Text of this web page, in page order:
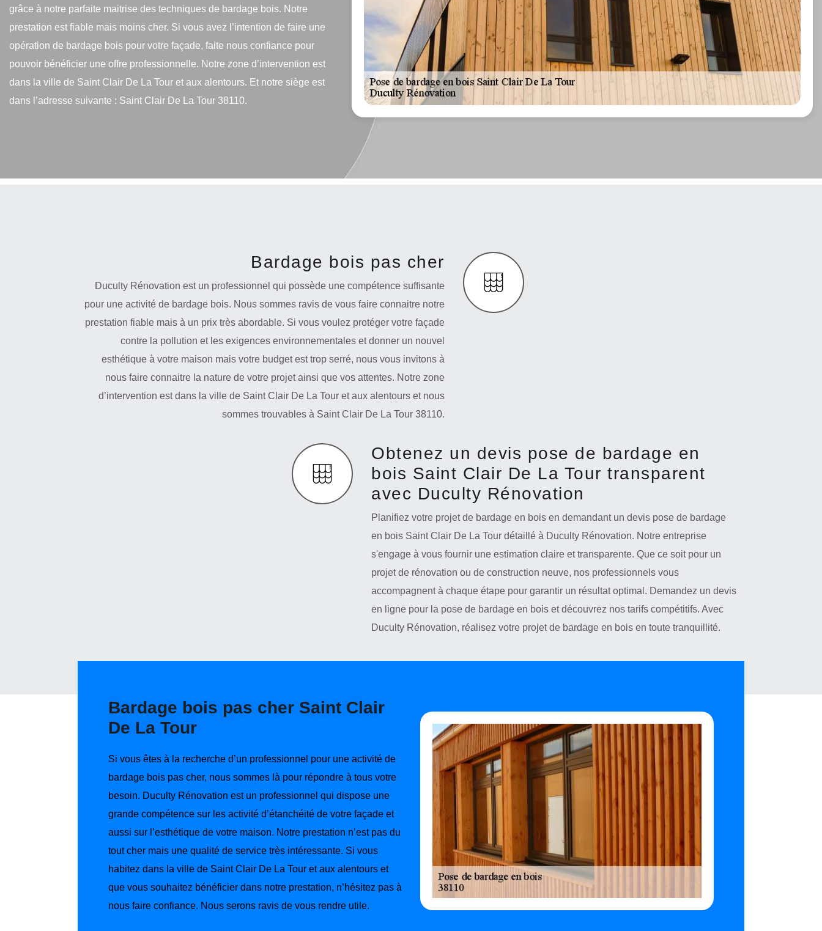
grâce à notre parfaite maitrise des techniques de bardage bois. Notre
prestation est fiable mais moins cher. Si vous avez l’intention de faire une
opération de bardage bois pour votre façade, faite nous confiance pour
pouvoir bénéficier une offre professionnelle. Notre zone d’intervention est
dans la ville de Saint Clair De La Tour et aux alentours. Et notre siège est
dans l’adresse suivante : Saint Clair De La Tour 38110.
Bardage bois pas cher
Duculty Rénovation est un professionnel qui possède une compétence suffisante
pour une activité de bardage bois. Nous sommes ravis de vous faire connaitre notre
prestation fiable mais à un prix très abordable. Si vous voulez protéger votre façade
contre la pollution et les exigences environnementales et donner un nouvel
esthétique à votre maison mais votre budget est trop serré, nous vous invitons à
nous faire connaitre la nature de votre projet ainsi que vos attentes. Notre zone
d’intervention est dans la ville de Saint Clair De La Tour et aux alentours et nous
sommes trouvables à Saint Clair De La Tour 38110.
Obtenez un devis pose de bardage en
bois Saint Clair De La Tour transparent
avec Duculty Rénovation
Planifiez votre projet de bardage en bois en demandant un devis pose de bardage
en bois Saint Clair De La Tour détaillé à Duculty Rénovation. Notre entreprise
s'engage à vous fournir une estimation claire et transparente. Que ce soit pour un
projet de rénovation ou de construction neuve, nos professionnels vous
accompagnent à chaque étape pour garantir un résultat optimal. Demandez un devis
en ligne pour la pose de bardage en bois et découvrez nos tarifs compétitifs. Avec
Duculty Rénovation, réalisez votre projet de bardage en bois en toute tranquillité.
Bardage bois pas cher Saint Clair
De La Tour
Si vous êtes à la recherche d’un professionnel pour une activité de
bardage bois pas cher, nous sommes là pour répondre à tous votre
besoin. Duculty Rénovation est un professionnel qui dispose une
grande compétence sur les activité d’étanchéité de votre façade et
aussi sur l’esthétique de votre maison. Notre prestation n’est pas du
tout cher mais une qualité de service très intéressante. Si vous
habitez dans la ville de Saint Clair De La Tour et aux alentours et
que vous souhaitez bénéficier dans notre prestation, n’hésitez pas à
nous faire confiance. Nous serons ravis de vous rendre utile.